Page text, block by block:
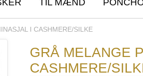
TIL MÆND
I CASHMERE/SILKE
GRÅ MELANGE
CASHMERE/